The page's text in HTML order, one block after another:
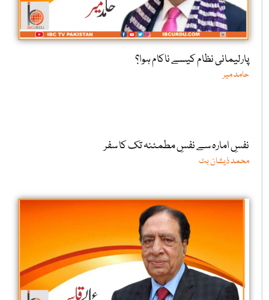
پارلیمانی نظام کیسے ناکام ہوا؟
حامد میر
نفسِ امارہ سے نفسِ مطمئنہ تک کا سفر
محمد ذیشان بٹ